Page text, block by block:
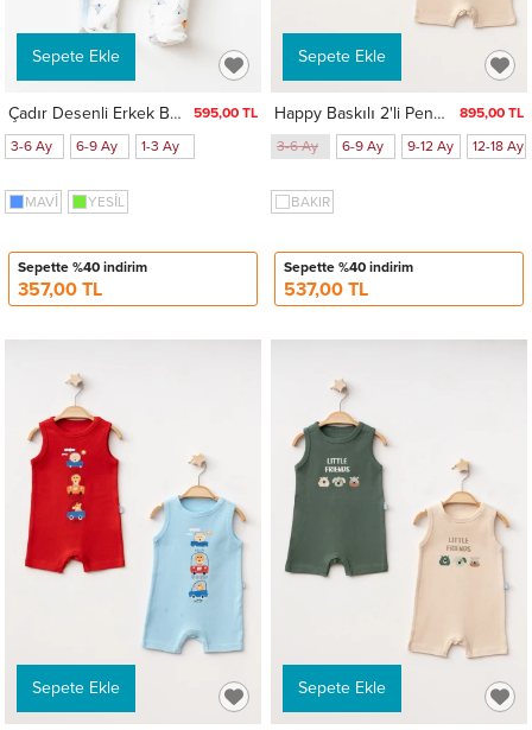
Sepete Ekle
Çadır Desenli Erkek Bebek Verev Tulum 1003
595,00 TL
3-6 Ay
6-9 Ay 1-3 Ay
MAVİ YESİL
Sepette %40 indirim
357,00 TL
Sepete Ekle
Happy Baskılı 2'li Penye Tulum 1014
895,00 TL
3-6 Ay
6-9 Ay 9-12 Ay 12-18 Ay
BAKIR
Sepette %40 indirim
537,00 TL
Sepete Ekle Sepete Ekle